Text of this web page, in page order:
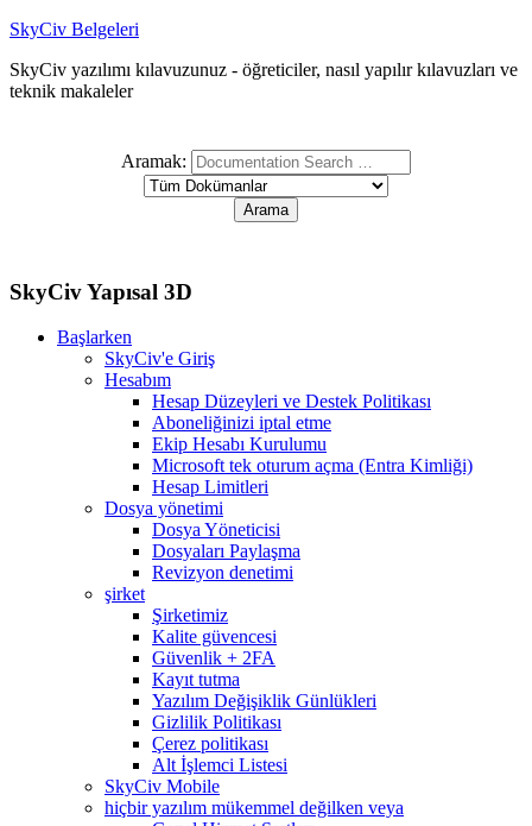
SkyCiv Belgeleri
SkyCiv yazılımı kılavuzunuz - öğreticiler, nasıl yapılır kılavuzları ve
teknik makaleler
Aramak:
SkyCiv Yapısal 3D
Başlarken
SkyCiv'e Giriş
Hesabım
Hesap Düzeyleri ve Destek Politikası
Aboneliğinizi iptal etme
Ekip Hesabı Kurulumu
Microsoft tek oturum açma (Entra Kimliği)
Hesap Limitleri
Dosya yönetimi
Dosya Yöneticisi
Dosyaları Paylaşma
Revizyon denetimi
şirket
Şirketimiz
Kalite güvencesi
Güvenlik + 2FA
Kayıt tutma
Yazılım Değişiklik Günlükleri
Gizlilik Politikası
Çerez politikası
Alt İşlemci Listesi
SkyCiv Mobile
hiçbir yazılım mükemmel değilken veya